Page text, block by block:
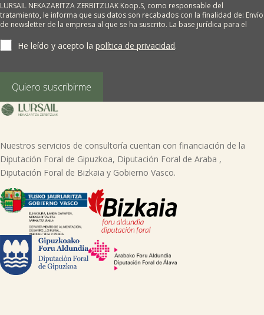
LURSAIL NEKAZARITZA ZERBITZUAK Koop.S, como responsable del
tratamiento, le informa que sus datos son recabados con la finalidad de: Envío
de newsletter de la empresa al que se ha suscrito. La base jurídica para el
terceros salvo obligación legal. Cualquier persona tiene derecho a solicitar el
acceso, rectificación, supresión, limitación del tratamiento, oposición o
lursail@lursailkoop.eus. Puede obtener información adicional en nuestra
página web.
He leído y acepto la política de privacidad.
Quiero suscribirme
Nuestros servicios de consultoría cuentan con financiación de la
Diputación Foral de Gipuzkoa, Diputación Foral de Araba ,
Diputación Foral de Bizkaia y Gobierno Vasco.